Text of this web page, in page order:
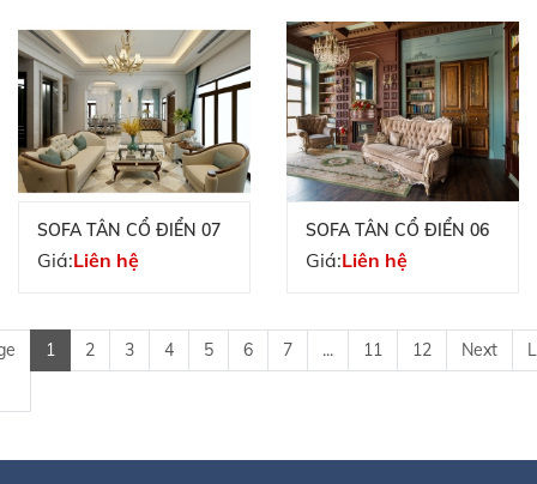
SOFA TÂN CỔ ĐIỂN 07
Giá:Liên hệ
SOFA TÂN CỔ ĐIỂN 06
Giá:Liên hệ
1 2 3 4 5 6 7 ... 11 12 Next